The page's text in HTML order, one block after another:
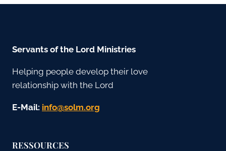
Servants of the Lord Ministries
Helping people develop their love
relationship with the Lord
E-Mail: gro.mlos@ofni
RESSOURCES